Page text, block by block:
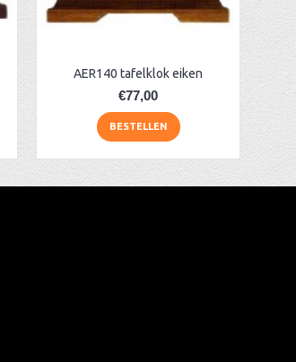
AER140 tafelklok eiken
€77,00
BESTELLEN